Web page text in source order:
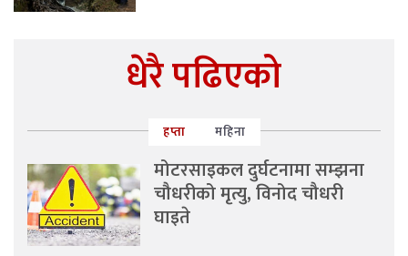
धेरै पढिएको
हप्ता महिना
मोटरसाइकल दुर्घटनामा सम्झना
चौधरीको मृत्यु, विनोद चौधरी
घाइते